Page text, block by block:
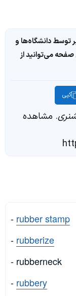
توسط دانشگاه‌ها و
می‌توانید از
کپی
. مشاهده
- rubber stamp
- rubberize
- rubberneck
- rubbery